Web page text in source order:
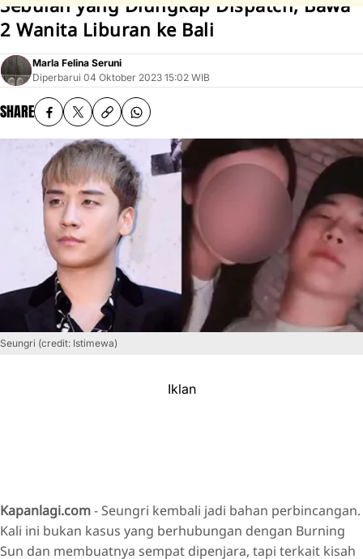
Sebulan yang Diungkap Dispatch, Bawa
2 Wanita Liburan ke Bali
Marla Felina Seruni
Diperbarui 04 Oktober 2023 15:02 WIB
SHARE
Seungri (credit: Istimewa)
Iklan
Kapanlagi.com- Seungri kembali jadi bahan perbincangan.
Kali ini bukan kasus yang berhubungan dengan Burning
Sun dan membuatnya sempat dipenjara, tapi terkait kisah